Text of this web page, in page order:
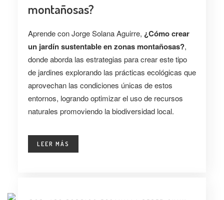
montañosas?
Aprende con Jorge Solana Aguirre, ¿Cómo crear
un jardín sustentable en zonas montañosas?,
donde aborda las estrategias para crear este tipo
de jardines explorando las prácticas ecológicas que
aprovechan las condiciones únicas de estos
entornos, logrando optimizar el uso de recursos
naturales promoviendo la biodiversidad local.
LEER MÁS